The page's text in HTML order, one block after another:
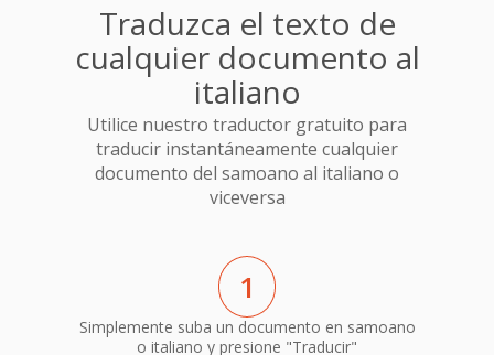
Traduzca el texto de
cualquier documento al
italiano
Utilice nuestro traductor gratuito para
traducir instantáneamente cualquier
documento del samoano al italiano o
viceversa
1
Simplemente suba un documento en samoano
o italiano y presione "Traducir"